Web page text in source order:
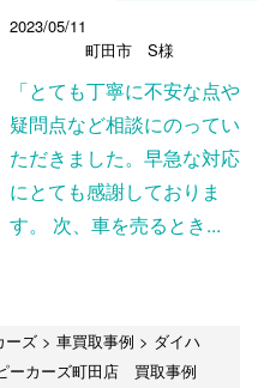
2023/05/11
町田市 S様
「とても丁寧に不安な点や
疑問点など相談にのってい
ただきました。早急な対応
にとても感謝しておりま
す。 次、車を売るとき...
ーズ> 車買取事例 > ダイハ
ーカーズ町田店 買取事例